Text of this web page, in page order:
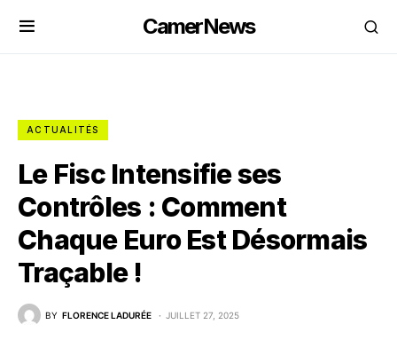
CamerNews
ACTUALITÉS
Le Fisc Intensifie ses
Contrôles : Comment
Chaque Euro Est Désormais
Traçable !
BY FLORENCE LADURÉE JUILLET 27, 2025